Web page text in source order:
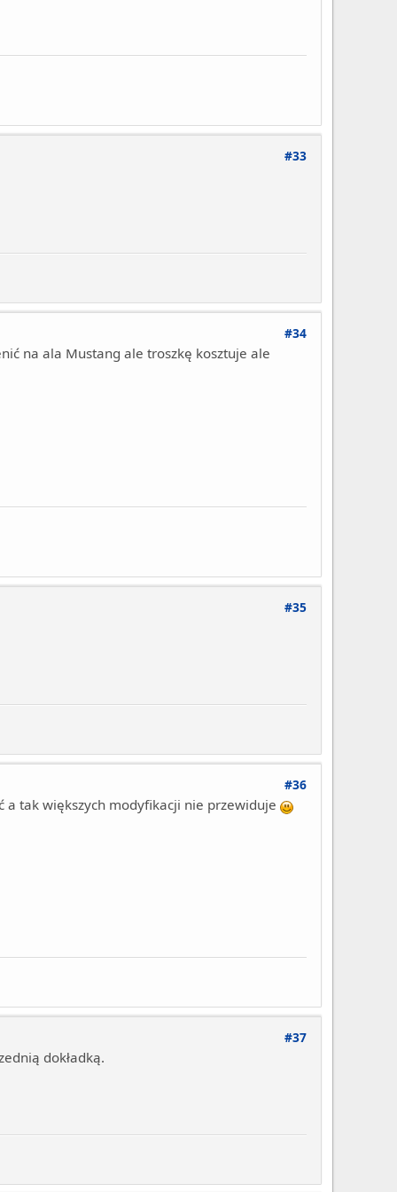
#33
#34
na ala Mustang ale troszkę kosztuje ale
#35
#36
a tak większych modyfikacji nie przewiduje
#37
dokładką.